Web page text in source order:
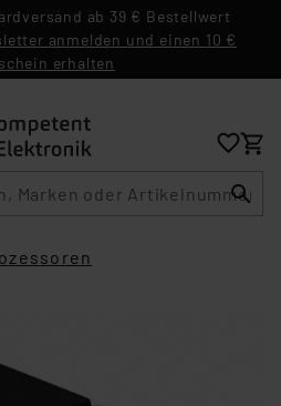
ab 39 € Bestellwert
anmelden und einen 10 €
erhalten